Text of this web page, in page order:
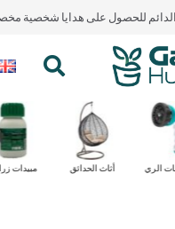
الدائم للحصول على هدايا شخصية
أثاث الحدائق مستلزمات الري